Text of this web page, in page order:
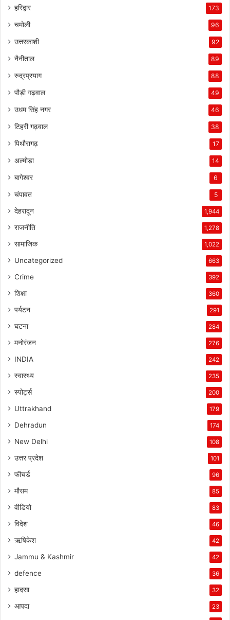
हरिद्वार 173
चमोली 96
उत्तरकाशी 92
नैनीताल 89
रुद्रप्रयाग 88
पौड़ी गढ़वाल 49
उधम सिंह नगर 46
टिहरी गढ़वाल 38
पिथौरागढ़ 17
अल्मोड़ा 14
बागेश्वर 6
चंपावत 5
देहरादून 1,944
राजनीति 1,278
सामाजिक 1,022
Uncategorized 663
Crime 392
शिक्षा 360
पर्यटन 291
घटना 284
मनोरंजन 276
INDIA 242
स्वास्थ्य 235
स्पोर्ट्स 200
Uttrakhand 179
Dehradun 174
New Delhi 108
उत्तर प्रदेश 101
फीचर्ड 96
मौसम 85
वीडियो 83
विदेश 46
ऋषिकेश 42
Jammu & Kashmir 42
defence 36
हादसा 32
आपदा 23